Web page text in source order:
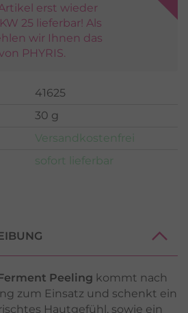
erst wieder
25 lieferbar! Als
wir Ihnen das
PHYRIS.
41625
30 g
Versandkostenfrei
sofort lieferbar
Peeling kommt nach
zum Einsatz und schenkt ein
Hautgefühl, sowie ein